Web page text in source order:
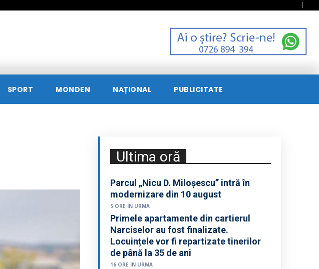
SPORT MONDEN NAȚIONAL PUBLICITATE
Ultima oră
Parcul „Nicu D. Miloșescu” intră în
modernizare din 10 august
5 ORE IN URMA
Primele apartamente din cartierul
Narciselor au fost finalizate.
Locuințele vor fi repartizate tinerilor
de până la 35 de ani
16 ORE IN URMA